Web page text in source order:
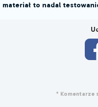
materiał to nadal
* Komentarze